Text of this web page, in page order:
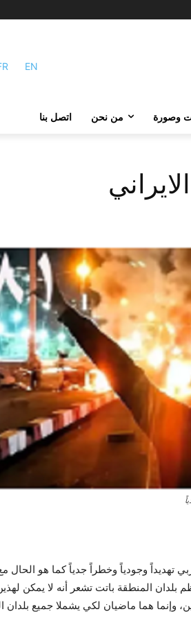
EN
وصورة من نحن اتصل بنا
تهديداً وجودياً وخطراً جدياً كما هو الحال
بلدان المنطقة باتت تشعر أنه لا يمکن
وإنما هما ماضيان لکي يشملا جميع بلدان